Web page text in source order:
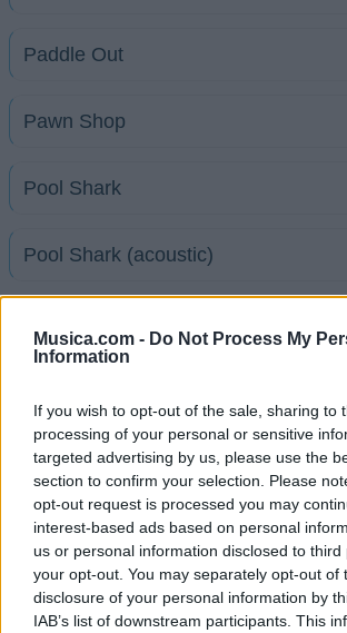
Musica.com - Do Not Process My
Information
If you wish to opt-out of the sale, sharing to
processing of your personal or sensitive
targeted advertising by us, please use the
section to confirm your selection. Please
opt-out request is processed you may
interest-based ads based on personal
us or personal information disclosed to
your opt-out. You may separately opt-out of
disclosure of your personal information by
IAB’s list of downstream participants. This
Paddle Out
Pawn Shop
Pool Shark
Pool Shark (acoustic)
Raleigh Solioquy Pt. Iii
Rivers Of Babylon
Romeo